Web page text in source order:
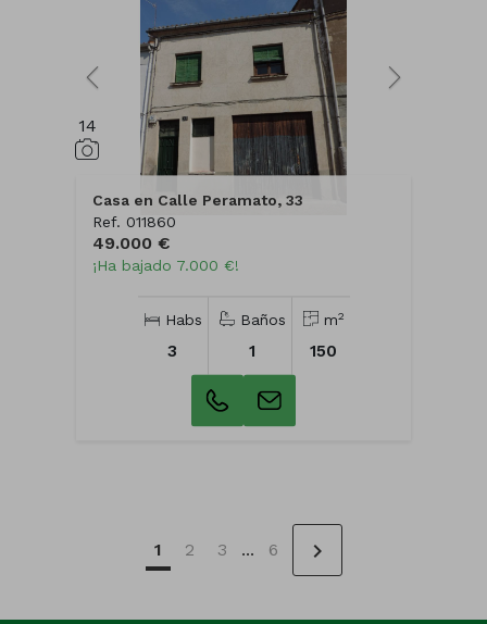
14
Casa en Calle Peramato, 33
Ref. 011860
49.000 €
¡Ha bajado 7.000 €!
Habs
3
Baños
1
m2
150
1 2 3 ... 6 chevron_right